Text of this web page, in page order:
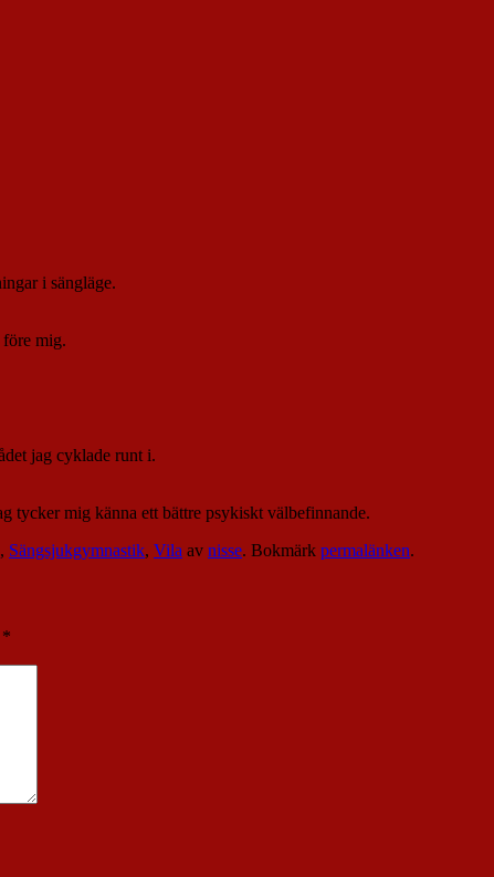
i sängläge.
mig.
jag cyklade runt i.
tycker mig känna ett bättre psykiskt välbefinnande.
, Sängsjukgymnastik, Vila av nisse. Bokmärk permalänken.
*